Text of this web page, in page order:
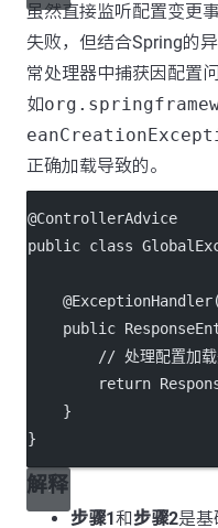
虽然直接监听配置变更
失败，但结合Spring的
常处理器中捕获因配置
如
正确加载导致的。
@ControllerAdvice
public class
    @
ExceptionHandler(
public
// 处理配置加载
return
    }
}
解释
步骤1和步骤2是